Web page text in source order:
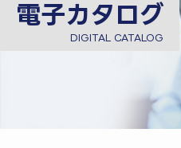
電子カタログ
DIGITAL CATALOG